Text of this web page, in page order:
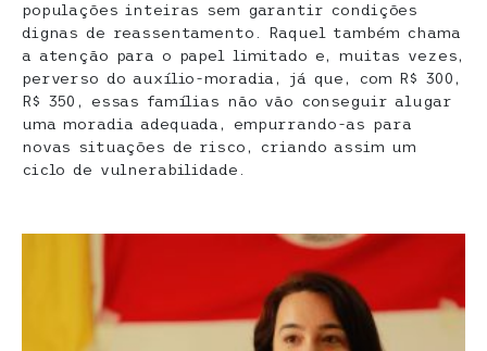
populações inteiras sem garantir condições
dignas de reassentamento. Raquel também chama
a atenção para o papel limitado e, muitas vezes,
perverso do auxílio-moradia, já que, com R$ 300,
R$ 350, essas famílias não vão conseguir alugar
uma moradia adequada, empurrando-as para
novas situações de risco, criando assim um
ciclo de vulnerabilidade.